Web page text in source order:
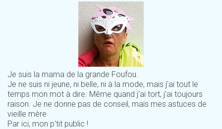
Je suis la mama de la grande Foufou.
Je ne suis ni jeune, ni belle, ni à la mode, mais j'ai tout le
temps mon mot à dire. Même quand j'ai tort, j'ai toujours
raison. Je ne donne pas de conseil, mais mes astuces de
vieille mère
Par ici, mon p'tit public !